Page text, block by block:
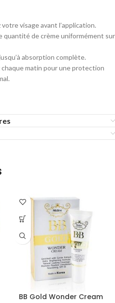
visage avant l’application.
quantité de crème uniformément sur
absorption complète.
chaque matin pour une protection
BB Gold Wonder Cream